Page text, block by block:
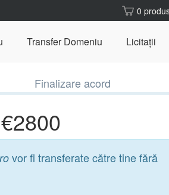
0
Transfer Domeniu Licitații
Finalizare acord
vor fi transferate către tine fără